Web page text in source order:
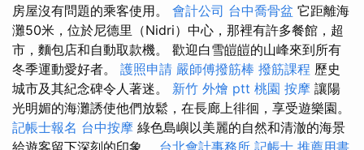
房屋沒有問題的乘客使用。 會計公司 台中喬骨盆 它距離海
灘50米，位於尼德里（Nidri）中心，那裡有許多餐館，超
市，麵包店和自動取款機。 歡迎白雪皚皚的山峰來到所有
冬季運動愛好者。 護照申請 嚴師傅撥筋棒 撥筋課程 歷史
城市及其紀念碑令人著迷。 新竹 外燴 ptt 桃園 按摩 讓陽
光明媚的海灘誘使他們放鬆，在長廊上徘徊，享受遊樂園。
記帳士報名 台中按摩 綠色島嶼以美麗的自然和清澈的海景
給遊客留下深刻的印象。 台北會計事務所 記帳士 推薦用書